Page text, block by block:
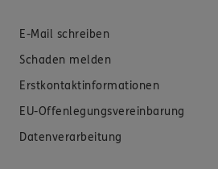
E-Mail schreiben
Schaden melden
Erstkontaktinformationen
EU-Offenlegungsvereinbarung
Datenverarbeitung